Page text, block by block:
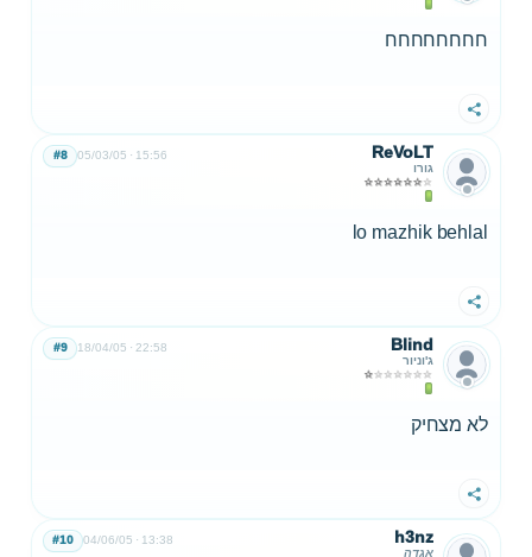
חחחחחחחח
שתף
ReVoLT
גורו
05/03/05 15:56
#8
lo mazhik behlal
שתף
Blind
ג'וניור
18/04/05 22:58
#9
לא מצחיק
שתף
h3nz
אגדה
04/06/05 13:38
#10